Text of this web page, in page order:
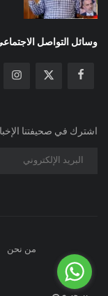
وسائل التواصل
اشترك في صحيفتنا
من نحن